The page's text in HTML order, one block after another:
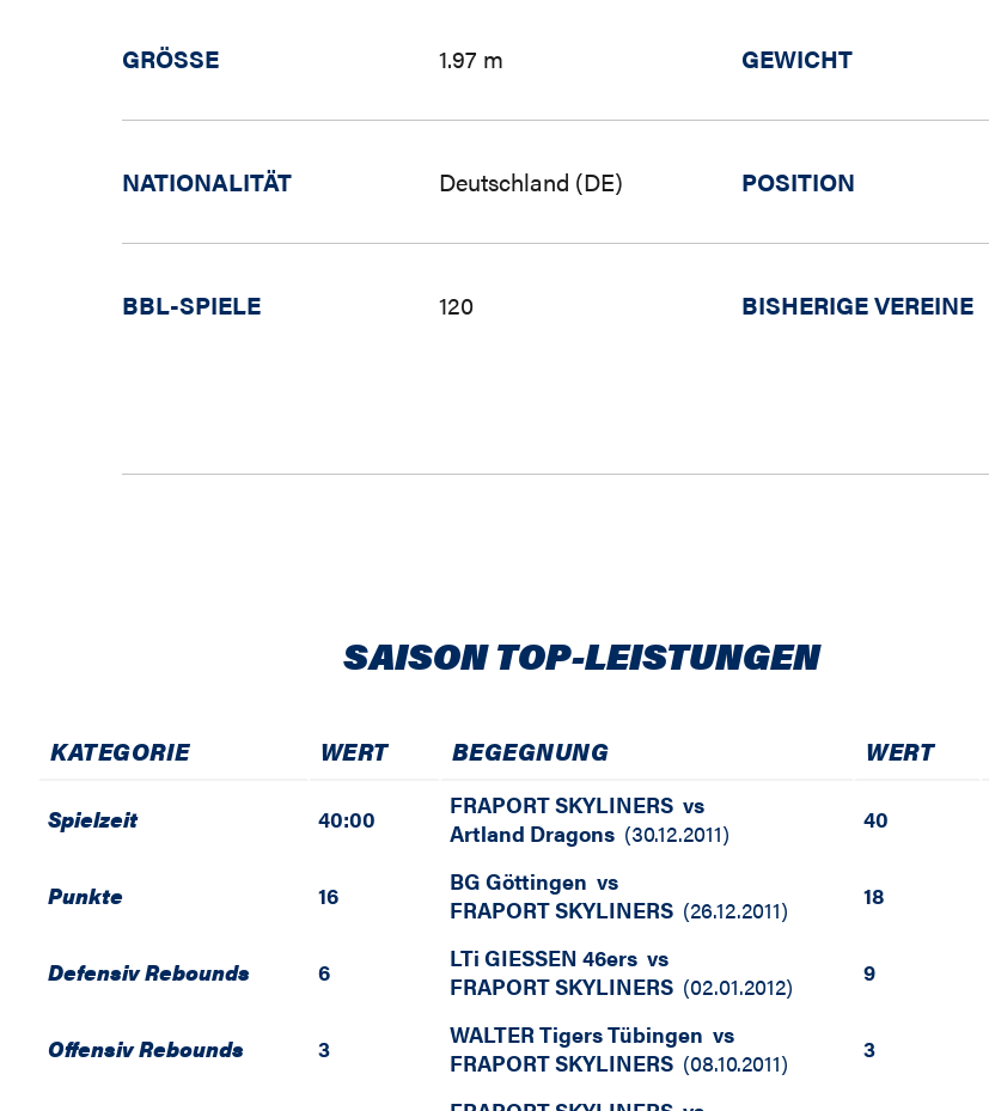
GRÖSSE 1.97 m GEWICHT
NATIONALITÄT Deutschland (DE) POSITION
BBL-SPIELE 120 BISHERIGE VEREINE
SAISON TOP-LEISTUNGEN
KATEGORIE WERT BEGEGNUNG WERT
Spielzeit 40:00 FRAPORT SKYLINERS vs
Artland Dragons (30.12.2011) 40
Punkte 16 BG Göttingen vs
FRAPORT SKYLINERS (26.12.2011) 18
Defensiv Rebounds 6 LTi GIESSEN 46ers vs
FRAPORT SKYLINERS (02.01.2012) 9
Offensiv Rebounds 3 WALTER Tigers Tübingen vs
FRAPORT SKYLINERS (08.10.2011) 3